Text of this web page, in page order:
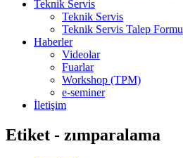
Teknik Servis
Teknik Servis
Teknik Servis Talep Formu
Haberler
Videolar
Fuarlar
Workshop (TPM)
e-seminer
İletişim
Etiket - zımparalama